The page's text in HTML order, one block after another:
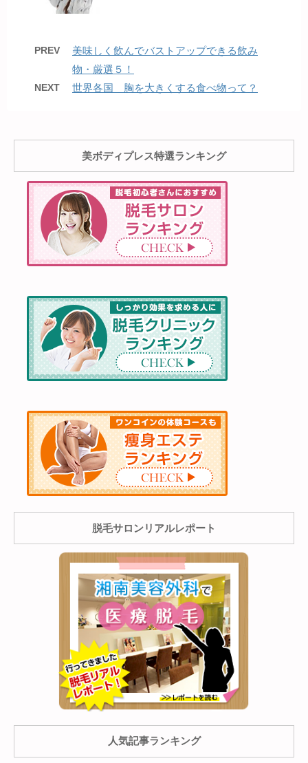
PREV
美味しく飲んでバストアップできる飲み
物・厳選５！
NEXT 世界各国 胸を大きくする食べ物って？
美ボディプレス特選ランキング
脱毛サロンリアルレポート
人気記事ランキング